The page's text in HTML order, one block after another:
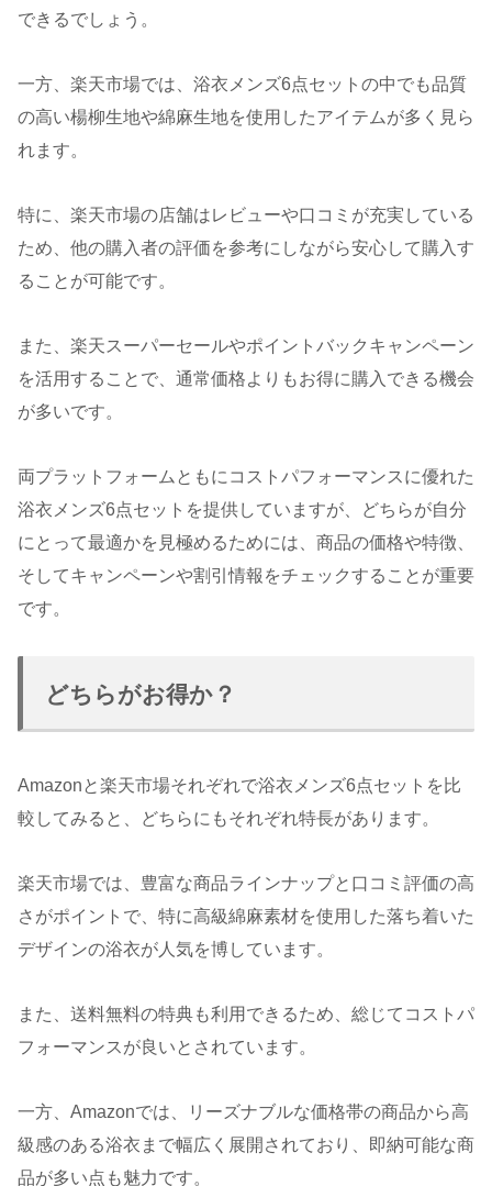
できるでしょう。
一方、楽天市場では、浴衣メンズ6点セットの中でも品質
の高い楊柳生地や綿麻生地を使用したアイテムが多く見ら
れます。
特に、楽天市場の店舗はレビューや口コミが充実している
ため、他の購入者の評価を参考にしながら安心して購入す
ることが可能です。
また、楽天スーパーセールやポイントバックキャンペーン
を活用することで、通常価格よりもお得に購入できる機会
が多いです。
両プラットフォームともにコストパフォーマンスに優れた
浴衣メンズ6点セットを提供していますが、どちらが自分
にとって最適かを見極めるためには、商品の価格や特徴、
そしてキャンペーンや割引情報をチェックすることが重要
です。
どちらがお得か？
Amazonと楽天市場それぞれで浴衣メンズ6点セットを比
較してみると、どちらにもそれぞれ特長があります。
楽天市場では、豊富な商品ラインナップと口コミ評価の高
さがポイントで、特に高級綿麻素材を使用した落ち着いた
デザインの浴衣が人気を博しています。
また、送料無料の特典も利用できるため、総じてコストパ
フォーマンスが良いとされています。
一方、Amazonでは、リーズナブルな価格帯の商品から高
級感のある浴衣まで幅広く展開されており、即納可能な商
品が多い点も魅力です。